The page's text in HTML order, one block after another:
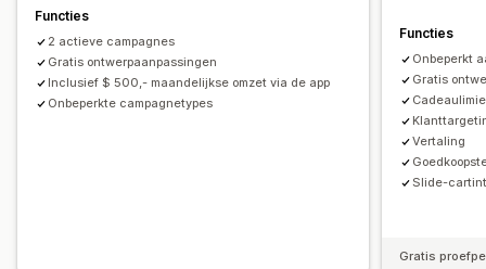
Bewerkingstool
Aangepaste code
Valutaconversie
Campagnes
Triggers en regels
Automatiseringen Targeting
Segmentering
A/B-testen
Staffelkortingen
A/B-testen
Conversiepercentages
Suggesties voor optimalisatie
Functies
2 actieve campagnes
Gratis ontwerpaanpassingen
Inclusief $ 500,- maandelijkse omzet via de app
Onbeperkte campagnetypes
Functies
Onbeperkt
Gratis
Vertaling
Slide-
Gratis